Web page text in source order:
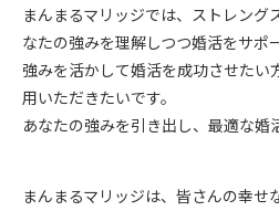
まんまるマリッジでは、ストレング
なたの強みを理解しつつ婚活をサポ
強みを活かして婚活を成功させたい
用いただきたいです。
あなたの強みを引き出し、最適な婚
まんまるマリッジは、皆さんの幸せ